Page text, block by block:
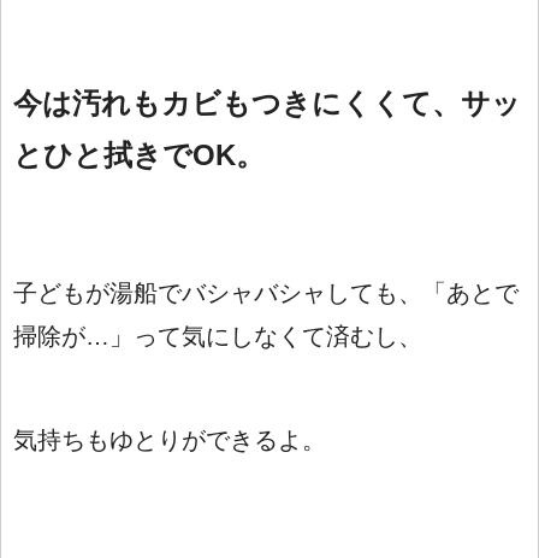
今は汚れもカビもつきにくくて、サッ
とひと拭きでOK。
子どもが湯船でバシャバシャしても、「あとで
掃除が…」って気にしなくて済むし、
気持ちもゆとりができるよ。